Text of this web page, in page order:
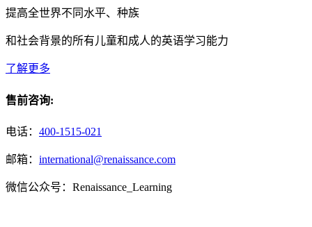
提高全世界不同水平、种族
和社会背景的所有儿童和成人的英语学习能力
了解更多
售前咨询:
电话： 400-1515-021
邮箱： international@renaissance.com
微信公众号：Renaissance_Learning